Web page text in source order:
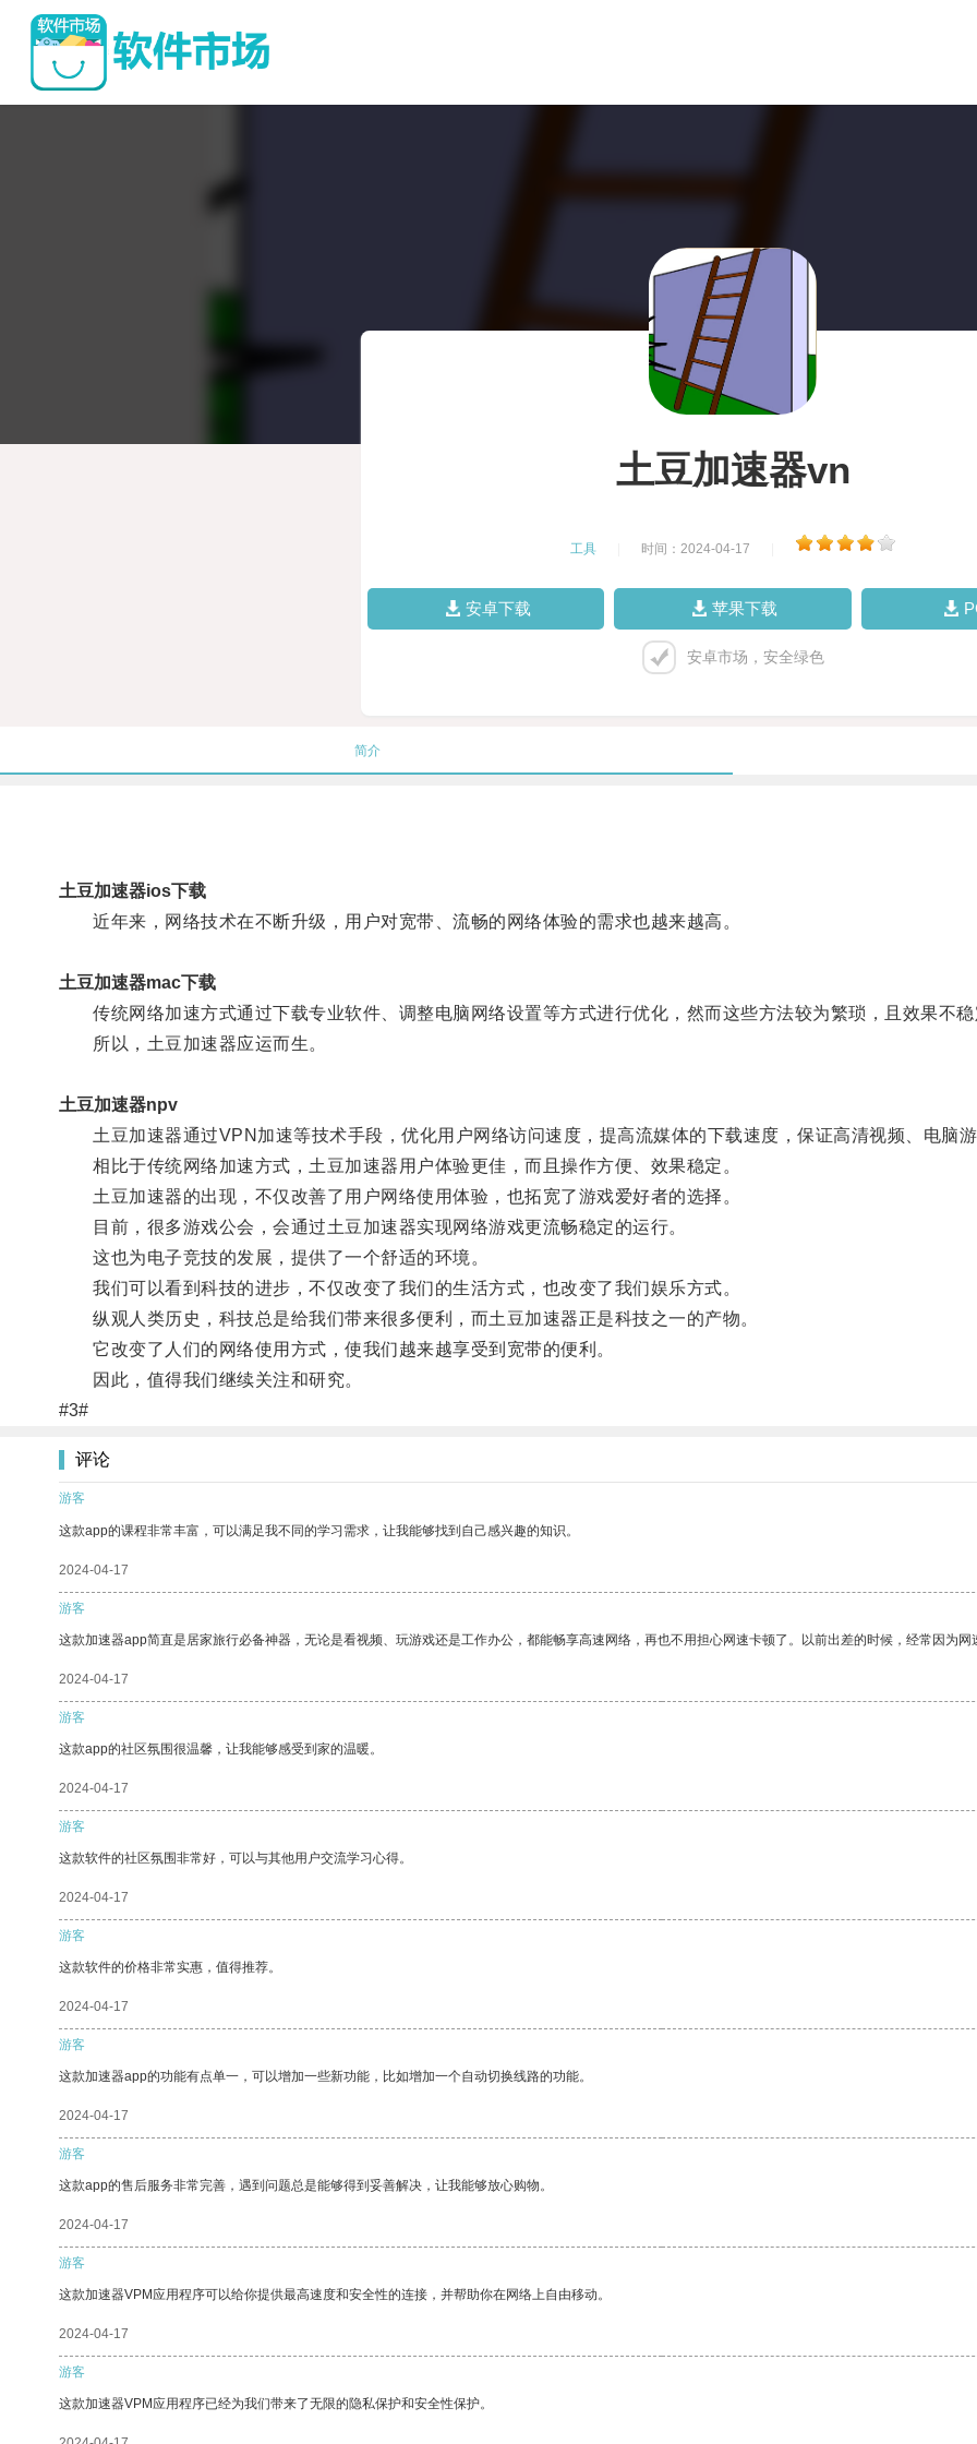
土豆加速器vn
工具 时间：2024-04-17
安卓下载 苹果下载
安卓市场，安全绿色
简介
土豆加速器ios下载
近年来，网络技术在不断升级，用户对宽带、流畅的网络体验的需求也越来越高。
土豆加速器mac下载
传统网络加速方式通过下载专业软件、调整电脑网络设置等方式进行优化，然而这些方法较为繁琐，且效果不稳
所以，土豆加速器应运而生。
土豆加速器npv
土豆加速器通过VPN加速等技术手段，优化用户网络访问速度，提高流媒体的下载速度，保证高清视频、电脑游
相比于传统网络加速方式，土豆加速器用户体验更佳，而且操作方便、效果稳定。
土豆加速器的出现，不仅改善了用户网络使用体验，也拓宽了游戏爱好者的选择。
目前，很多游戏公会，会通过土豆加速器实现网络游戏更流畅稳定的运行。
这也为电子竞技的发展，提供了一个舒适的环境。
我们可以看到科技的进步，不仅改变了我们的生活方式，也改变了我们娱乐方式。
纵观人类历史，科技总是给我们带来很多便利，而土豆加速器正是科技之一的产物。
它改变了人们的网络使用方式，使我们越来越享受到宽带的便利。
因此，值得我们继续关注和研究。
#3#
评论
游客
这款app的课程非常丰富，可以满足我不同的学习需求，让我能够找到自己感兴趣的知识。
2024-04-17
游客
这款加速器app简直是居家旅行必备神器，无论是看视频、玩游戏还是工作办公，都能畅享高速网络，再也不用担心网速卡顿了。以前出差的时候，经常因为
2024-04-17
游客
这款app的社区氛围很温馨，让我能够感受到家的温暖。
2024-04-17
游客
这款软件的社区氛围非常好，可以与其他用户交流学习心得。
2024-04-17
游客
这款软件的价格非常实惠，值得推荐。
2024-04-17
游客
这款加速器app的功能有点单一，可以增加一些新功能，比如增加一个自动切换线路的功能。
2024-04-17
游客
这款app的售后服务非常完善，遇到问题总是能够得到妥善解决，让我能够放心购物。
2024-04-17
游客
这款加速器VPM应用程序可以给你提供最高速度和安全性的连接，并帮助你在网络上自由移动。
2024-04-17
游客
这款加速器VPM应用程序已经为我们带来了无限的隐私保护和安全性保护。